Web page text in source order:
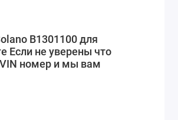
B1301100 для
Если не уверены что
VIN номер и мы вам